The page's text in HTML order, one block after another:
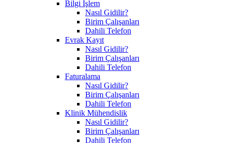
Bilgi İşlem
Nasıl Gidilir?
Birim Çalışanları
Dahili Telefon
Evrak Kayıt
Nasıl Gidilir?
Birim Çalışanları
Dahili Telefon
Faturalama
Nasıl Gidilir?
Birim Çalışanları
Dahili Telefon
Klinik Mühendislik
Nasıl Gidilir?
Birim Çalışanları
Dahili Telefon